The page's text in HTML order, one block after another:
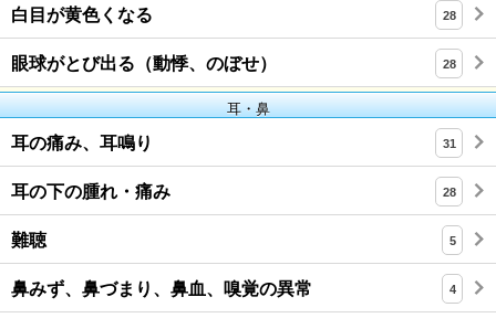
白目が黄色くなる 28
眼球がとび出る（動悸、のぼせ） 28
耳・鼻
耳の痛み、耳鳴り 31
耳の下の腫れ・痛み 28
難聴 5
鼻みず、鼻づまり、鼻血、嗅覚の異常 4